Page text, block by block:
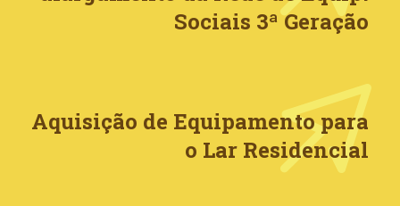
Sociais 3ª Geração
Aquisição de Equipamento para
o Lar Residencial